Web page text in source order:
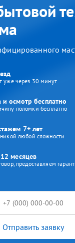
уже через 30 минут
и осмотр бесплатно
поломки бесплатно
7+ лет
любой сложности
месяцев
предоставляем
Отправить заявку